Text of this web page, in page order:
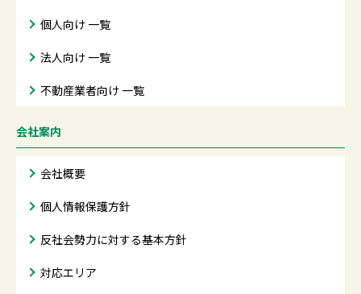
個人向け 一覧
法人向け 一覧
不動産業者向け 一覧
会社案内
会社概要
個人情報保護方針
反社会勢力に対する基本方針
対応エリア